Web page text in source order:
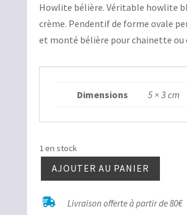
initial
était :
10,00€.
actuel
est :
6,00€.
Howlite bélière. Véritable howlite
crème. Pendentif de forme ovale
et monté bélière pour chainette ou
Dimensions 5 × 3 cm
1 en stock
quantité
Howlite
AJOUTER AU PANIER
 Livraison offerte à partir de 80€